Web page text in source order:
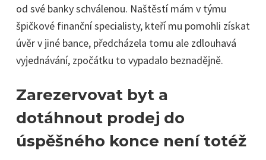
od své banky schválenou. Naštěstí mám v týmu
špičkové finanční specialisty, kteří mu pomohli získat
úvěr v jiné bance, předcházela tomu ale zdlouhavá
vyjednávání, zpočátku to vypadalo beznadějně.
Zarezervovat byt a
dotáhnout prodej do
úspěšného konce není totéž